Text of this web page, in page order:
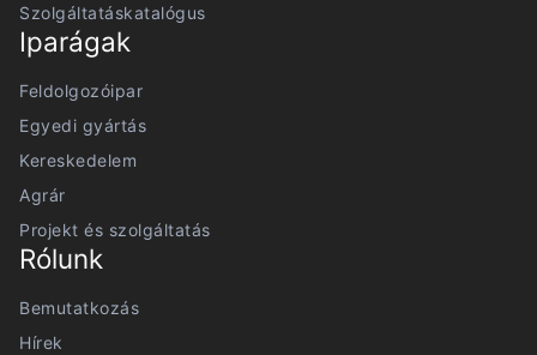
Szolgáltatáskatalógus
Iparágak
Feldolgozóipar
Egyedi gyártás
Kereskedelem
Agrár
Projekt és szolgáltatás
Rólunk
Bemutatkozás
Hírek